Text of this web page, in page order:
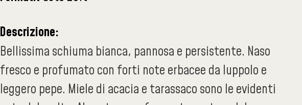
Descrizione:
Bellissima schiuma bianca, pannosa e persistente. Naso
fresco e profumato con forti note erbacee da luppolo e
leggero pepe. Miele di acacia e tarassaco sono le evidenti